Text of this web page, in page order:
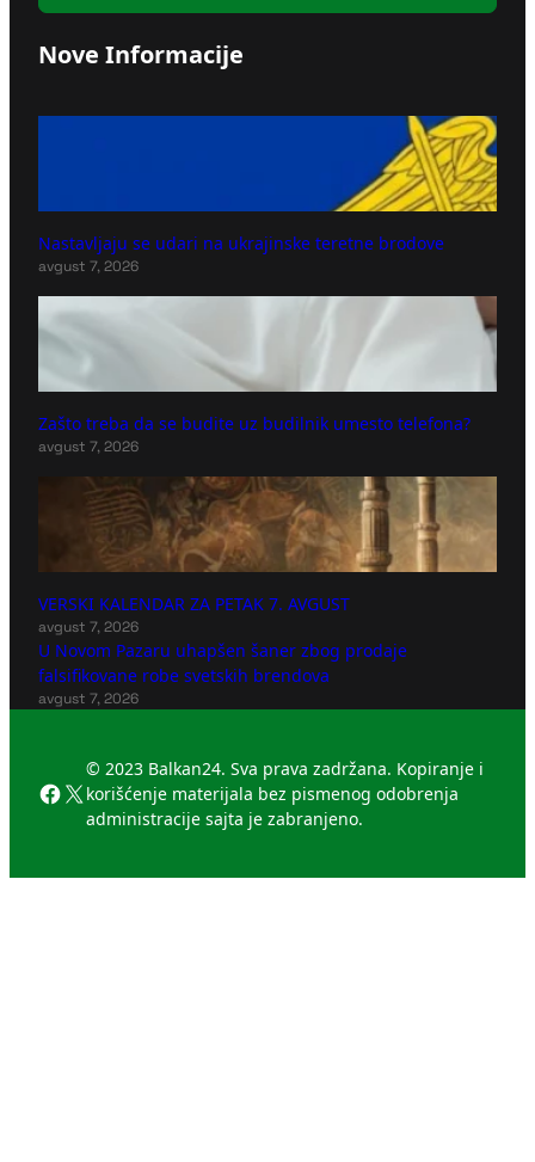
Nove Informacije
Nastavljaju se udari na ukrajinske teretne brodove
avgust 7, 2026
Zašto treba da se budite uz budilnik umesto telefona?
avgust 7, 2026
VERSKI KALENDAR ZA PETAK 7. AVGUST
avgust 7, 2026
U Novom Pazaru uhapšen šaner zbog prodaje
falsifikovane robe svetskih brendova
avgust 7, 2026
Facebook
X
© 2023 Balkan24. Sva prava zadržana. Kopiranje i
korišćenje materijala bez pismenog odobrenja
administracije sajta je zabranjeno.